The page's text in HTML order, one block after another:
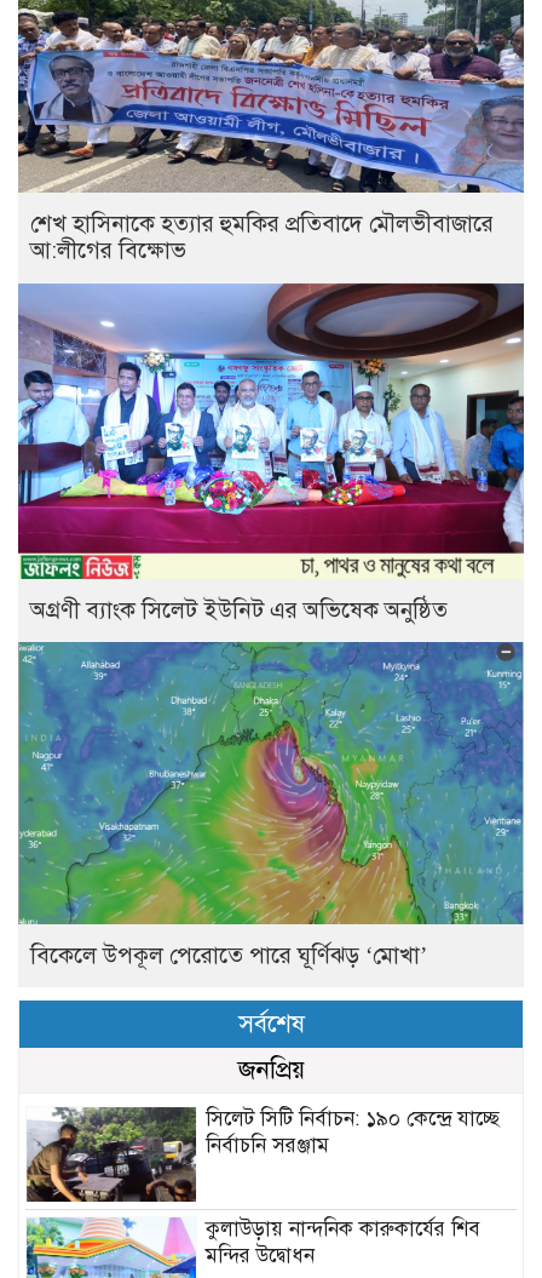
শেখ হাসিনাকে হত্যার হুমকির প্রতিবাদে মৌলভীবাজারে
আ:লীগের বিক্ষোভ
অগ্রণী ব্যাংক সিলেট ইউনিট এর অভিষেক অনুষ্ঠিত
বিকেলে উপকূল পেরোতে পারে ঘূর্ণিঝড় ‘মোখা’
সর্বশেষ
জনপ্রিয়
সিলেট সিটি নির্বাচন: ১৯০ কেন্দ্রে যাচ্ছে
নির্বাচনি সরঞ্জাম
কুলাউড়ায় নান্দনিক কারুকার্যের শিব
মন্দির উদ্বোধন